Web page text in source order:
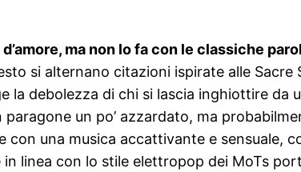
ma non lo fa con le classiche
si alternano citazioni ispirate alle
la debolezza di chi si lascia inghiottire
un po’ azzardato, ma
una musica accattivante e sensuale,
linea con lo stile elettropop dei MoTs